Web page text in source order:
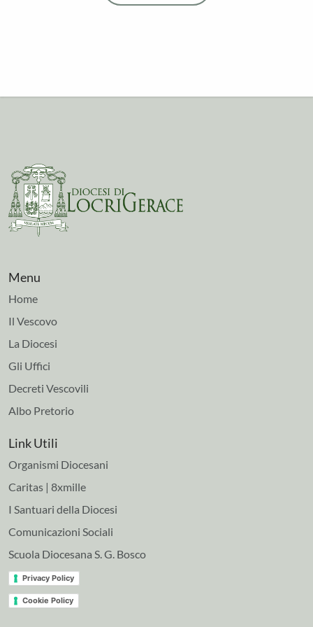
Menu
Home
Il Vescovo
La Diocesi
Gli Uffici
Decreti Vescovili
Albo Pretorio
Link Utili
Organismi Diocesani
Caritas | 8xmille
I Santuari della Diocesi
Comunicazioni Sociali
Scuola Diocesana S. G. Bosco
Privacy Policy
Cookie Policy